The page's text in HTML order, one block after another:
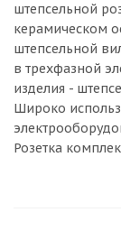
штепсельной
керамическом
штепсельной
в трехфазной
изделия -
Широко
Розетка